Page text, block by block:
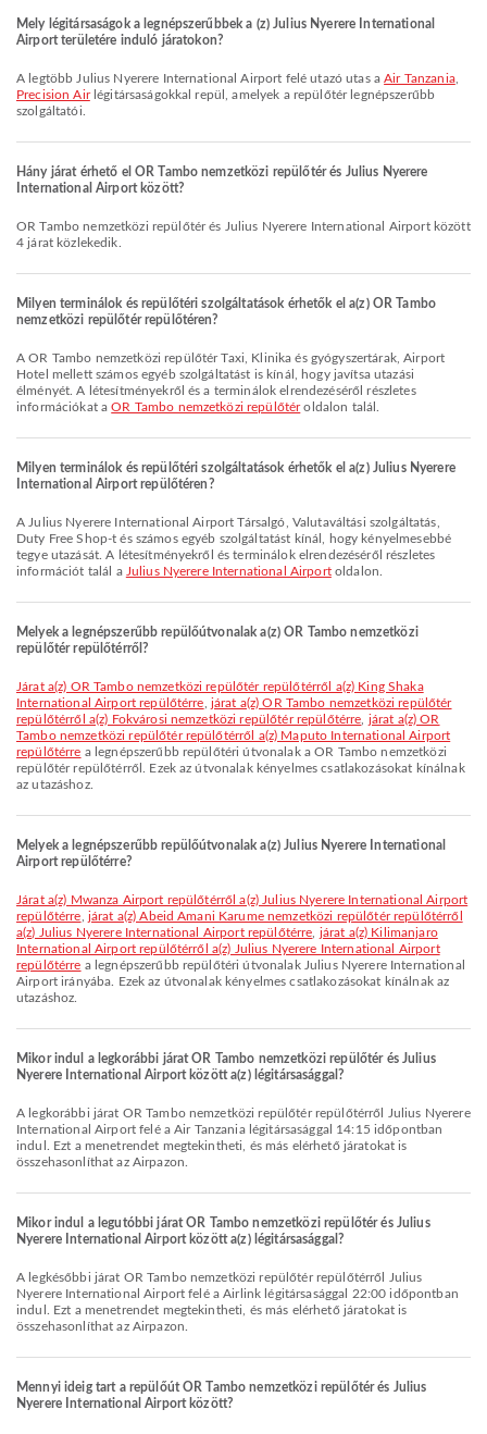
Mely légitársaságok a legnépszerűbbek a (z) Julius Nyerere International
Airport területére induló járatokon?
A legtöbb Julius Nyerere International Airport felé utazó utas aAir Tanzania,
Precision Airlégitársaságokkal repül, amelyek a repülőtér legnépszerűbb
szolgáltatói.
Hány járat érhető el OR Tambo nemzetközi repülőtér és Julius Nyerere
International Airport között?
OR Tambo nemzetközi repülőtér és Julius Nyerere International Airport között
4 járat közlekedik.
Milyen terminálok és repülőtéri szolgáltatások érhetők el a(z) OR Tambo
nemzetközi repülőtér repülőtéren?
A OR Tambo nemzetközi repülőtér Taxi, Klinika és gyógyszertárak, Airport
Hotel mellett számos egyéb szolgáltatást is kínál, hogy javítsa utazási
élményét. A létesítményekről és a terminálok elrendezéséről részletes
információkat aOR Tambo nemzetközi repülőtéroldalon talál.
Milyen terminálok és repülőtéri szolgáltatások érhetők el a(z) Julius Nyerere
International Airport repülőtéren?
A Julius Nyerere International Airport Társalgó, Valutaváltási szolgáltatás,
Duty Free Shop-t és számos egyéb szolgáltatást kínál, hogy kényelmesebbé
tegye utazását. A létesítményekről és terminálok elrendezéséről részletes
információt talál a Julius Nyerere International Airportoldalon.
Melyek a legnépszerűbb repülőútvonalak a(z) OR Tambo nemzetközi
repülőtér repülőtérről?
járat a(z) OR Tambo nemzetközi repülőtér repülőtérről a(z) King Shaka
International Airport repülőtérre járat a(z) OR Tambo nemzetközi repülőtér
repülőtérről a(z) Fokvárosi nemzetközi repülőtér repülőtérre járat a(z) OR
Tambo nemzetközi repülőtér repülőtérről a(z) Maputo International Airport
repülőtérre a legnépszerűbb repülőtéri útvonalak a OR Tambo nemzetközi
repülőtér repülőtérről. Ezek az útvonalak kényelmes csatlakozásokat kínálnak
az utazáshoz.
Melyek a legnépszerűbb repülőútvonalak a(z) Julius Nyerere International
Airport repülőtérre?
járat a(z) Mwanza Airport repülőtérről a(z) Julius Nyerere International Airport
repülőtérre járat a(z) Abeid Amani Karume nemzetközi repülőtér repülőtérről
a(z) Julius Nyerere International Airport repülőtérre járat a(z) Kilimanjaro
International Airport repülőtérről a(z) Julius Nyerere International Airport
repülőtérre a legnépszerűbb repülőtéri útvonalak Julius Nyerere International
Airport irányába. Ezek az útvonalak kényelmes csatlakozásokat kínálnak az
utazáshoz.
Mikor indul a legkorábbi járat OR Tambo nemzetközi repülőtér és Julius
Nyerere International Airport között a(z) légitársasággal?
A legkorábbi járat OR Tambo nemzetközi repülőtér repülőtérről Julius Nyerere
International Airport felé a Air Tanzania légitársasággal 14:15 időpontban
indul. Ezt a menetrendet megtekintheti, és más elérhető járatokat is
összehasonlíthat az Airpazon.
Mikor indul a legutóbbi járat OR Tambo nemzetközi repülőtér és Julius
Nyerere International Airport között a(z) légitársasággal?
A legkésőbbi járat OR Tambo nemzetközi repülőtér repülőtérről Julius
Nyerere International Airport felé a Airlink légitársasággal 22:00 időpontban
indul. Ezt a menetrendet megtekintheti, és más elérhető járatokat is
összehasonlíthat az Airpazon.
Mennyi ideig tart a repülőút OR Tambo nemzetközi repülőtér és Julius
Nyerere International Airport között?